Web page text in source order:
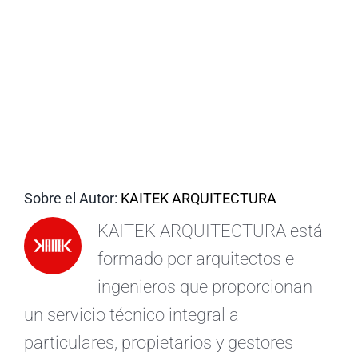
Sobre el Autor: KAITEK ARQUITECTURA
KAITEK ARQUITECTURA está
formado por arquitectos e
ingenieros que proporcionan
un servicio técnico integral a
particulares, propietarios y gestores